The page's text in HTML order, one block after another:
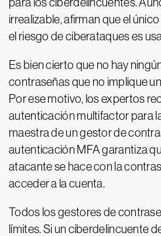
irrealizable, afirman que el
el riesgo de ciberataques es
Es bien cierto que no hay
contraseñas que no implique
Por ese motivo, los expertos
autenticación multifactor para
maestra de un gestor de
autenticación MFA garantiza
atacante se hace con la
acceder a la cuenta.
Todos los gestores de
límites. Si un ciberdelincuente